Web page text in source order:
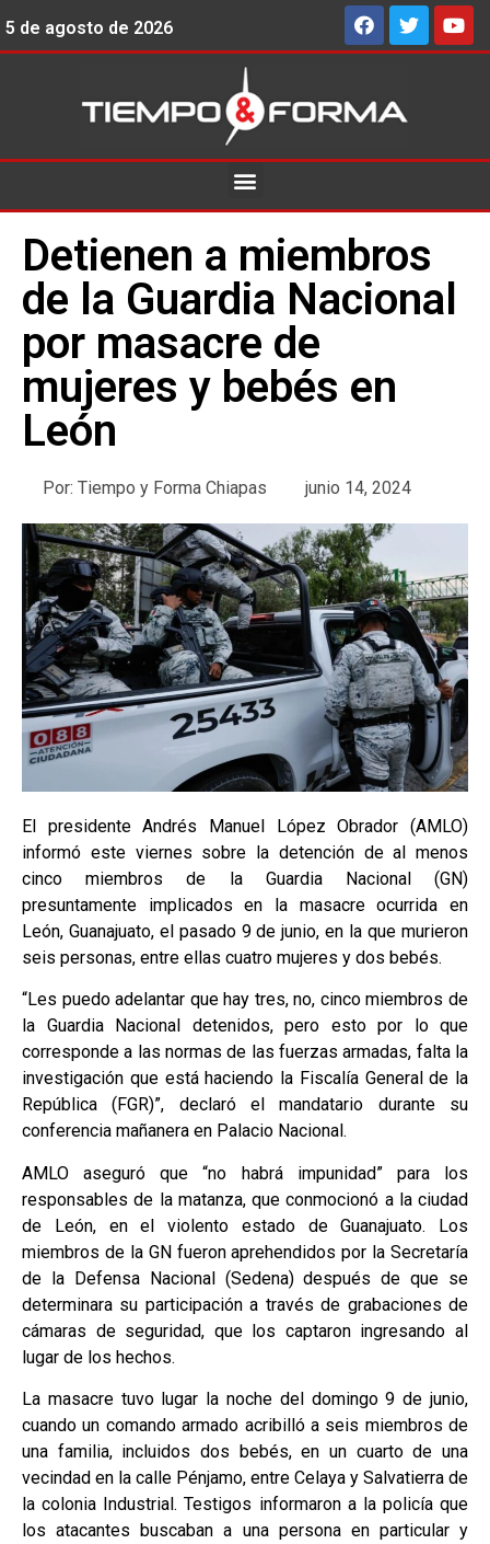
5 de agosto de 2026
Detienen a miembros
de la Guardia Nacional
por masacre de
mujeres y bebés en
León
Por: Tiempo y Forma Chiapas junio 14, 2024
El presidente Andrés Manuel López Obrador (AMLO)
informó este viernes sobre la detención de al menos
cinco miembros de la Guardia Nacional (GN)
presuntamente implicados en la masacre ocurrida en
León, Guanajuato, el pasado 9 de junio, en la que murieron
seis personas, entre ellas cuatro mujeres y dos bebés.
“Les puedo adelantar que hay tres, no, cinco miembros de
la Guardia Nacional detenidos, pero esto por lo que
corresponde a las normas de las fuerzas armadas, falta la
investigación que está haciendo la Fiscalía General de la
República (FGR)”, declaró el mandatario durante su
conferencia mañanera en Palacio Nacional.
AMLO aseguró que “no habrá impunidad” para los
responsables de la matanza, que conmocionó a la ciudad
de León, en el violento estado de Guanajuato. Los
miembros de la GN fueron aprehendidos por la Secretaría
de la Defensa Nacional (Sedena) después de que se
determinara su participación a través de grabaciones de
cámaras de seguridad, que los captaron ingresando al
lugar de los hechos.
La masacre tuvo lugar la noche del domingo 9 de junio,
cuando un comando armado acribilló a seis miembros de
una familia, incluidos dos bebés, en un cuarto de una
vecindad en la calle Pénjamo, entre Celaya y Salvatierra de
la colonia Industrial. Testigos informaron a la policía que
los atacantes buscaban a una persona en particular y